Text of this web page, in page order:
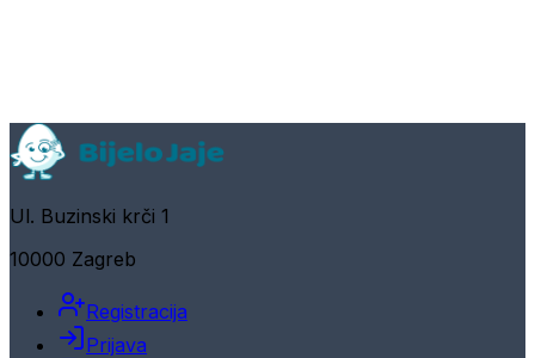
Ul. Buzinski krči 1
10000 Zagreb
Registracija
Prijava